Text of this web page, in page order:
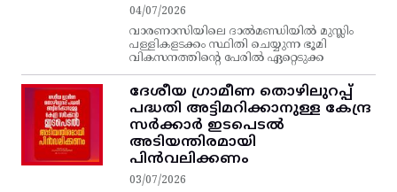
04/07/2026
വാരണാസിയിലെ ദാൽമണ്ഡിയിൽ മുസ്ലിം
പള്ളികളടക്കം സ്ഥിതി ചെയ്യുന്ന ഭൂമി
വികസനത്തിന്റെ പേരിൽ ഏറ്റെടുക്ക
ദേശീയ ഗ്രാമീണ തൊഴിലുറപ്പ്‌
പദ്ധതി അട്ടിമറിക്കാനുള്ള കേന്ദ്ര
സര്‍ക്കാര്‍ ഇടപെടല്‍
അടിയന്തിരമായി
പിന്‍വലിക്കണം
03/07/2026